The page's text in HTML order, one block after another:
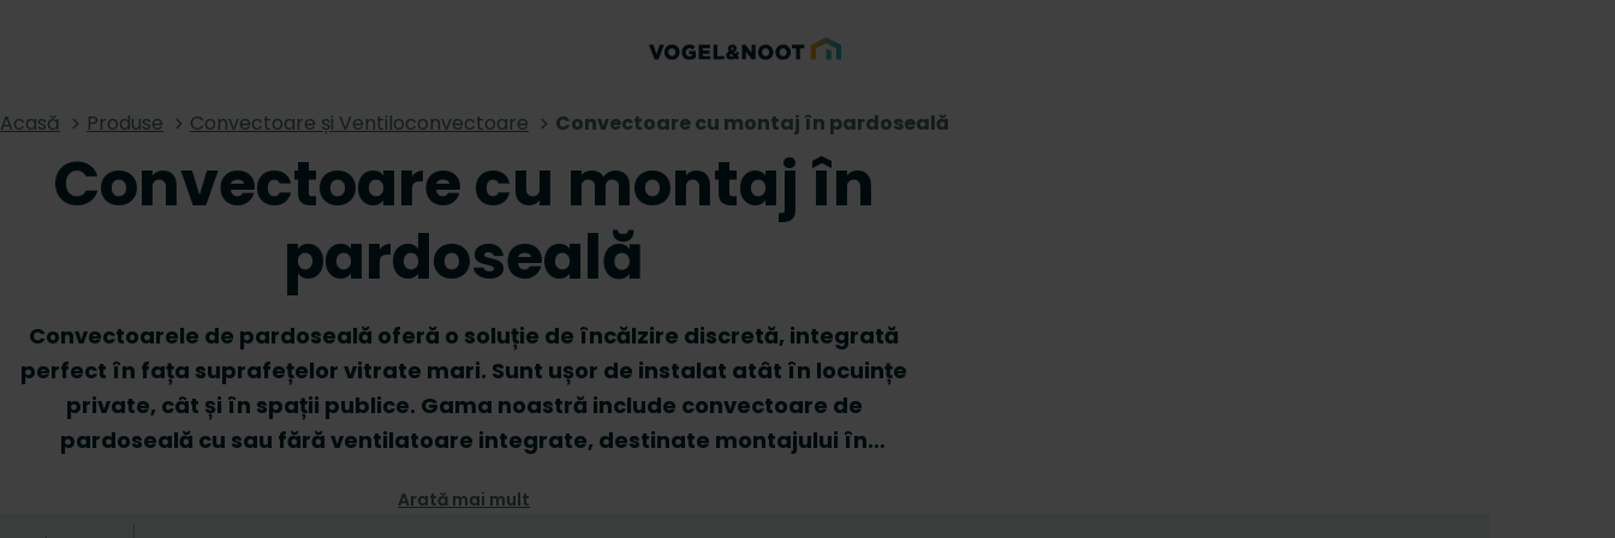
Acasă Produse Convectoare și Ventiloconvectoare Convectoare cu montaj în pardoseală
Convectoare cu montaj în
pardoseală
Convectoarele de pardoseală oferă o soluție de încălzire discretă, integrată
perfect în fața suprafețelor vitrate mari. Sunt ușor de instalat atât în locuințe
private, cât și în spații publice. Gama noastră include convectoare de
pardoseală cu sau fără ventilatoare integrate, destinate montajului în
integrarea armonioasă cu finisajul pardoselii și designul interior. Descoperiți
Arată mai mult